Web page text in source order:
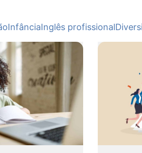
InfânciaInglês profissional